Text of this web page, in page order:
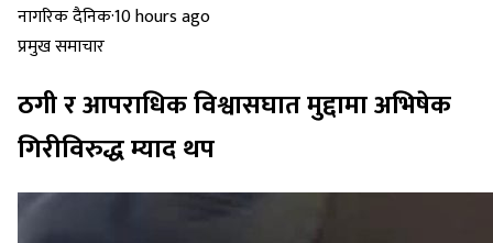
नागरिक दैनिक·10 hours ago
प्रमुख समाचार
ठगी र आपराधिक विश्वासघात मुद्दामा अभिषेक
गिरीविरुद्ध म्याद थप